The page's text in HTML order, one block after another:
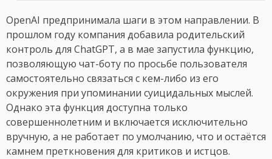
OpenAI предпринимала шаги в этом направлении. В
прошлом году компания добавила родительский
контроль для ChatGPT, а в мае запустила функцию,
позволяющую чат-боту по просьбе пользователя
самостоятельно связаться с кем-либо из его
окружения при упоминании суицидальных мыслей.
Однако эта функция доступна только
совершеннолетним и включается исключительно
вручную, а не работает по умолчанию, что и остаётся
камнем преткновения для критиков и истцов.